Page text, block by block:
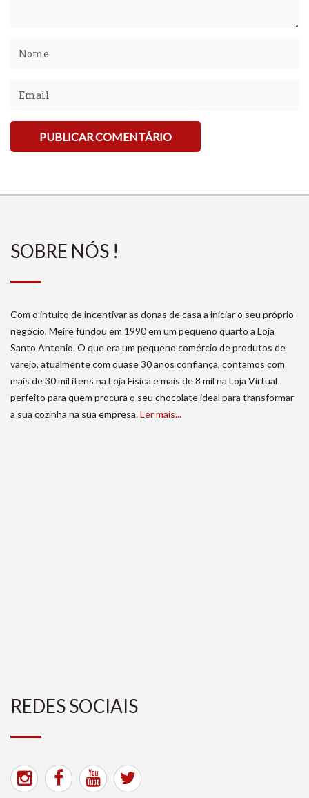
SOBRE NÓS !
Com o intuito de incentivar as donas de casa a iniciar o seu próprio
negócio, Meire fundou em 1990 em um pequeno quarto a Loja
Santo Antonio. O que era um pequeno comércio de produtos de
varejo, atualmente com quase 30 anos confiança, contamos com
mais de 30 mil itens na Loja Física e mais de 8 mil na Loja Virtual
perfeito para quem procura o seu chocolate ideal para transformar
a sua cozinha na sua empresa.Ler mais...
REDES SOCIAIS